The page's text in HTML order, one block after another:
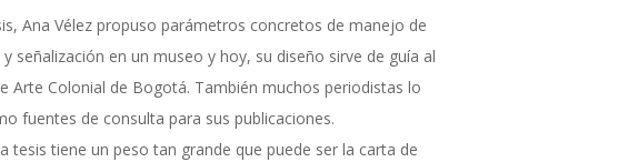
Ana Vélez propuso parámetros concretos de manejo de
y señalización en un museo y hoy, su diseño sirve de guía al
Arte Colonial de Bogotá. También muchos periodistas lo
fuentes de consulta para sus publicaciones.
tesis tiene un peso tan grande que puede ser la carta de